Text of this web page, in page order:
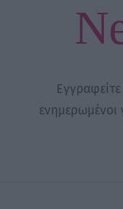
ενημερωμένοι